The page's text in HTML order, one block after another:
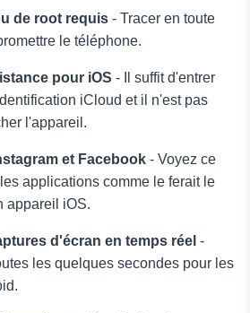
de root requis - Tracer en toute
le téléphone.
pour iOS - Il suffit d'entrer
iCloud et il n'est pas
l'appareil.
et Facebook - Voyez ce
applications comme le ferait le
appareil iOS.
d'écran en temps réel -
les quelques secondes pour les